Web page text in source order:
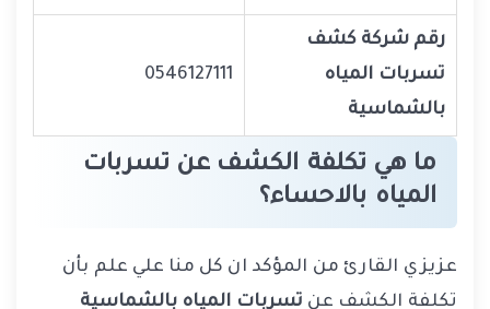
رقم شركة كشف
تسربات المياه
بالشماسية
0546127111
ما هي تكلفة الكشف عن تسربات
المياه بالاحساء؟
عزيزي القارئ من المؤكد ان كل منا علي علم بأن
تكلفة الكشف عن تسربات المياه بالشماسية